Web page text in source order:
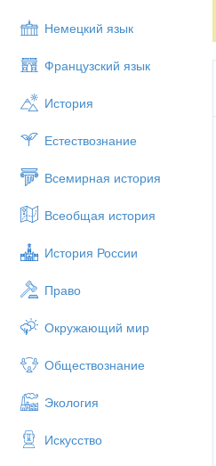
Немецкий язык
Французский язык
История
Естествознание
Всемирная история
Всеобщая история
История России
Право
Окружающий мир
Обществознание
Экология
Искусство